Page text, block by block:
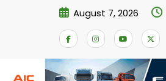
August 7, 2026